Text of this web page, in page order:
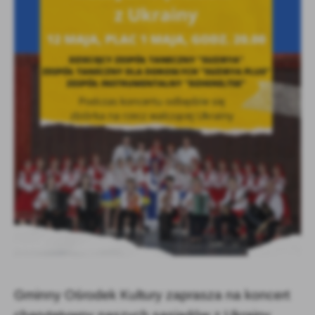
Firmy te działają w charakterze pośredników prezentujących nasze
treści w postaci wiadomości, ofert, komunikatów mediów
społecznościowych.
Gminny Ośrodek Kultury zaprasza na koncert